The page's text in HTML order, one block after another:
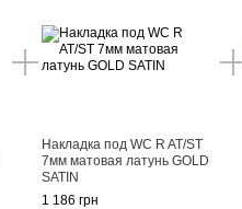
Накладка под WC R AT/ST
7мм матовая латунь GOLD
SATIN
1 186 грн